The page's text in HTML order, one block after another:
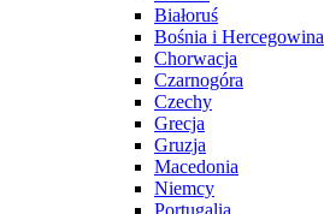
Białoruś
Bośnia i Hercegowina
Chorwacja
Czarnogóra
Czechy
Grecja
Gruzja
Macedonia
Niemcy
Portugalia